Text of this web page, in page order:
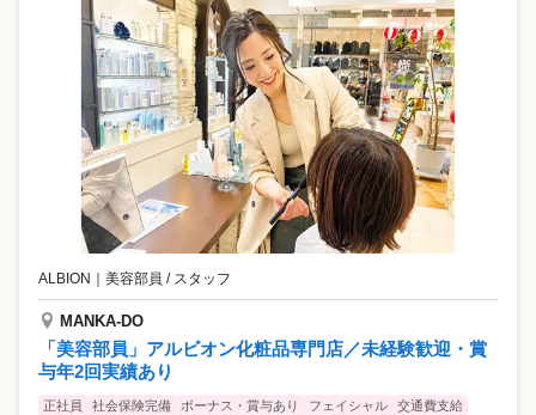
ALBION ｜ 美容部員 / スタッフ
MANKA-DO
「美容部員」アルビオン化粧品専門店／未経験歓迎・賞
与年2回実績あり
正社員 社会保険完備 ボーナス・賞与あり フェイシャル
交通費支給